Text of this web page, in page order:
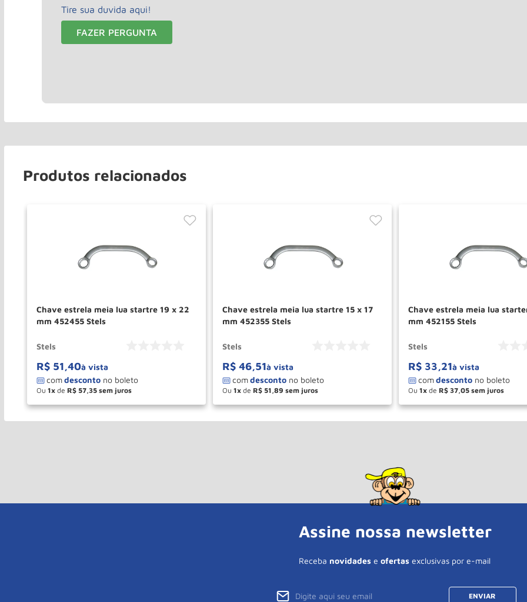
Tire sua duvida aqui!
FAZER PERGUNTA
Produtos relacionados
Chave estrela meia lua startre 19 x 22
mm 452455 Stels
Stels
R$ 51,40à vista
Ou 1 de R$ 57,35
＋
－ COMPRAR
Chave estrela meia lua startre 15 x 17
mm 452355 Stels
Stels
R$ 46,51à vista
Ou 1 de R$ 51,89
＋
－ COMPRAR
Chave estrela meia lua
mm 452155 Stels
Stels
R$ 33,21à vista
Ou 1 de R$ 37,05
＋
－
Assine nossa newsletter
Receba novidades e ofertas exclusivas por e-mail
ENVIAR